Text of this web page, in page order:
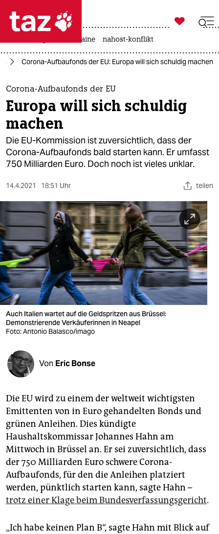
 taz zahl ich
taz zahl ich
themen
politik
öko
gesellschaft
sport
nord
wahrheit
verlag
verlag
veranstaltungen
fragen & hilfe
abo
genossenschaft
epaper login

taz zahl ich
krieg in der ukraine nahost-konflikt
Corona-Aufbaufonds der EU: Europa will sich schuldig machen
Corona-Aufbaufonds der EU
Europa will sich schuldig
machen
Die EU-Kommission ist zuversichtlich, dass der
Corona-Aufbaufonds bald starten kann. Er umfasst
750 Milliarden Euro. Doch noch ist vieles unklar.
14.4.2021 18:51 Uhr teilen
Auch Italien wartet auf die Geldspritzen aus Brüssel:
Demonstrierende Verkäuferinnen in Neapel
Foto: Antonio Balasco/imago
Von Eric Bonse
Die EU wird zu einem der weltweit wichtigsten
Emittenten von in Euro gehandelten Bonds und
grünen Anleihen. Dies kündigte
Haushaltskommissar Johannes Hahn am
Mittwoch in Brüssel an. Er sei zuversichtlich, dass
der 750 Milliarden Euro schwere Corona-
Aufbaufonds, für den die Anleihen platziert
werden, pünktlich starten kann, sagte Hahn –
trotz einer Klage beim Bundesverfassungsgericht.
„Ich habe keinen Plan B“, sagte Hahn mit Blick auf